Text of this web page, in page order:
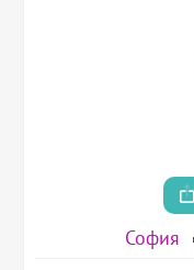
София